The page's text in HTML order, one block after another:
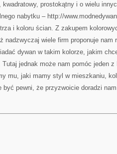
kwadratowy, prostokątny i o wielu
nabytku – http://
i koloru ścian. Z zakupem
nadzwyczaj wiele firm proponuje nam
dywan w takim kolorze, jakim
jednak może nam pomóc jeden
mu, jaki mamy styl w mieszkaniu,
pewni, że przyzwoicie doradzi